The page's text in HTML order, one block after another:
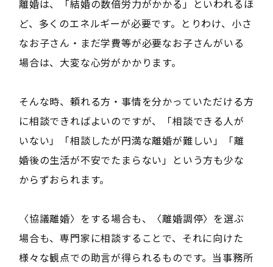
離婚は、「結婚の数倍労力がかかる」といわれるほ
ど、多くのエネルギーが必要です。とりわけ、小さ
なお子さん・まだ学費等が必要なお子さんがいる
場合は、大変な心労がかかります。
そんな時、頼れる方・事情を分かっていただける方
に相談できればよいのですが、「相談できる人が
いない」「相談したが円満な離婚が難しい」「離
婚後の生活が不安でたまらない」という方も少な
からずおられます。
〈協議離婚〉をする場合も、〈離婚調停〉を選ぶ
場合も、専門家に相談することで、それに向けた
様々な観点での助言が得られるものです。当事務所